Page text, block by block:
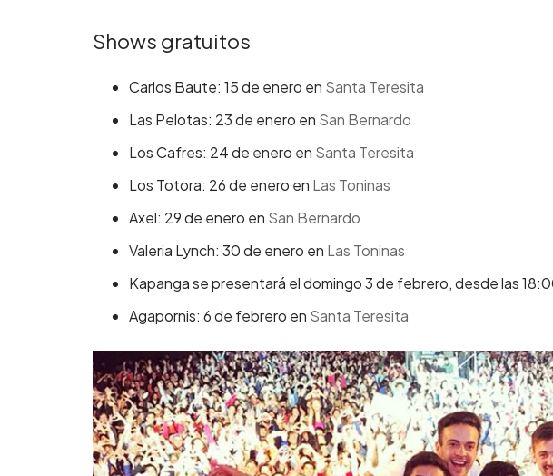
Shows gratuitos
Carlos Baute: 15 de enero en Santa Teresita
Las Pelotas: 23 de enero en San Bernardo
Los Cafres: 24 de enero en Santa Teresita
Los Totora: 26 de enero en Las Toninas
Axel: 29 de enero en San Bernardo
Valeria Lynch: 30 de enero en Las Toninas
Kapanga se presentará el domingo 3 de febrero, desde las
Agapornis: 6 de febrero en Santa Teresita